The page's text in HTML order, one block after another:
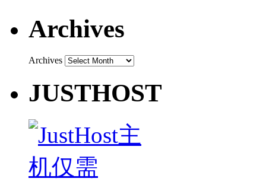
Archives
Archives
JUSTHOST